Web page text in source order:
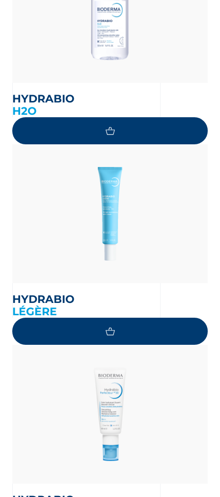
HYDRABIO
H2O
HYDRABIO
LÉGÈRE